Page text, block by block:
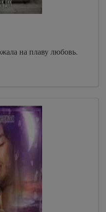
на плаву любовь.